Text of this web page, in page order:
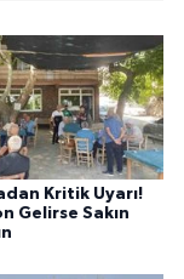
Kritik Uyarı!
Gelirse Sakın